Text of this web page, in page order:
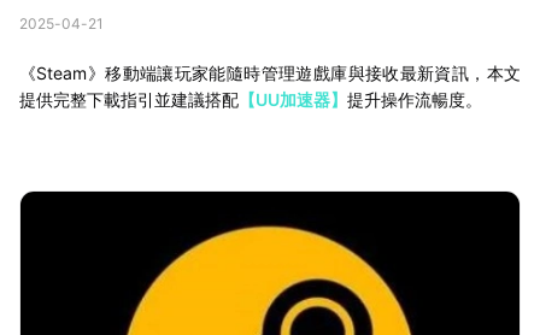
2025-04-21
《Steam》移動端讓玩家能隨時管理遊戲庫與接收最新資訊，本文
提供完整下載指引並建議搭配 【UU加速器】 提升操作流暢度。